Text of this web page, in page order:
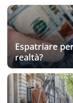
Espatriare
realtà?